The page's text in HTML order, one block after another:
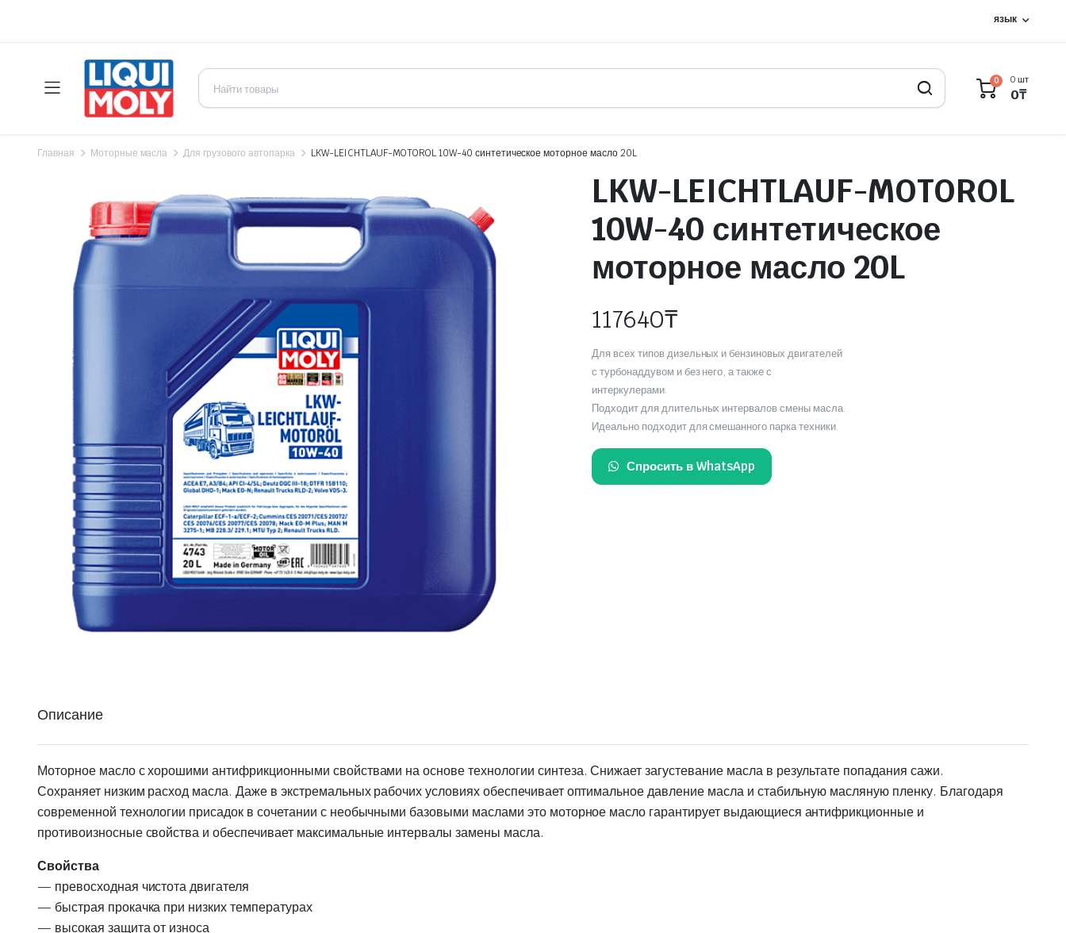
язык
0 0 шт
0₸
Главная Моторные масла Для грузового автопарка LKW-LEICHTLAUF-MOTOROL 10W-40 синтетическое моторное масло 20L
LKW-LEICHTLAUF-MOTOROL
10W-40 синтетическое
моторное масло 20L
117640₸
Для всех типов дизельных и бензиновых двигателей
с турбонаддувом и без него, а также с
интеркулерами.
Подходит для длительных интервалов смены масла.
Идеально подходит для смешанного парка техники.
Спросить в WhatsApp
Описание
Моторное масло с хорошими антифрикционными свойствами на основе технологии синтеза. Снижает загустевание масла в результате попадания сажи.
Сохраняет низким расход масла. Даже в экстремальных рабочих условиях обеспечивает оптимальное давление масла и стабильную масляную пленку. Благодаря
современной технологии присадок в сочетании с необычными базовыми маслами это моторное масло гарантирует выдающиеся антифрикционные и
противоизносные свойства и обеспечивает максимальные интервалы замены масла.
Свойства
— превосходная чистота двигателя
— быстрая прокачка при низких температурах
— высокая защита от износа